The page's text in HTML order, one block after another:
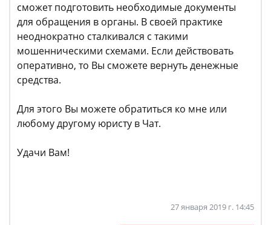
сможет подготовить необходимые документы
для обращения в органы. В своей практике
неоднократно сталкивался с такими
мошенническими схемами. Если действовать
оперативно, то Вы сможете вернуть денежные
средства.
Для этого Вы можете обратиться ко мне или
любому другому юристу в Чат.
Удачи Вам!
27 января 2019 г. 14:45